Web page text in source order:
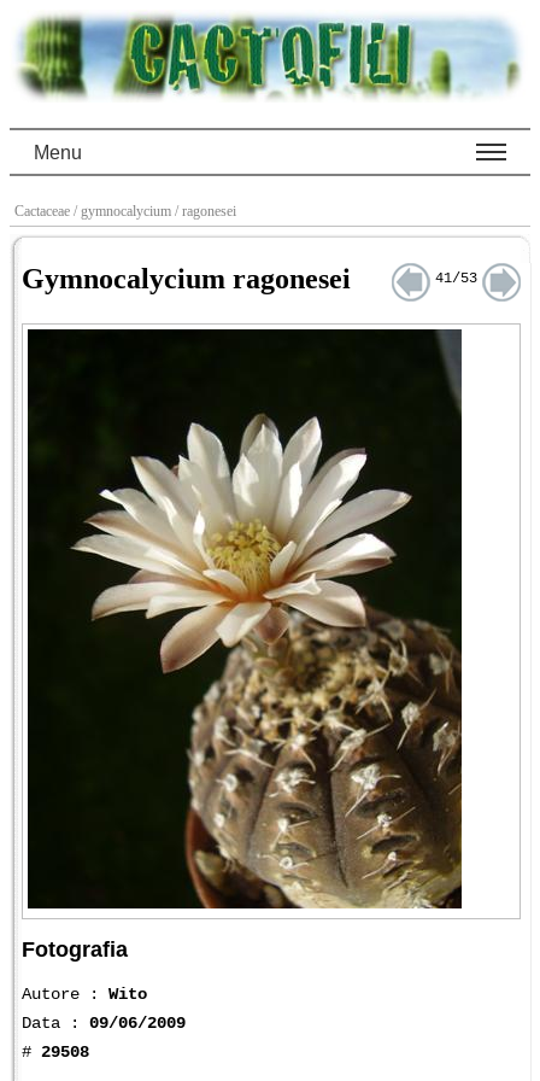
Menu
Cactaceae / gymnocalycium / ragonesei
Gymnocalycium ragonesei 41/53
Fotografia
Autore : Wito
Data : 09/06/2009
# 29508